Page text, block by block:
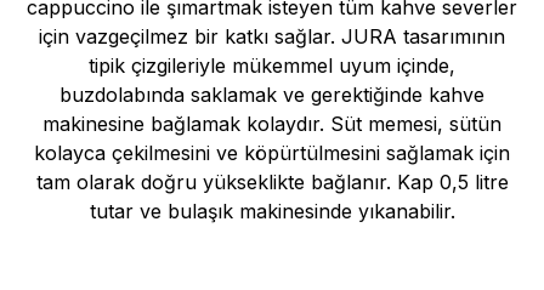
cappuccino ile şımartmak isteyen tüm kahve severler
için vazgeçilmez bir katkı sağlar. JURA tasarımının
tipik çizgileriyle mükemmel uyum içinde,
buzdolabında saklamak ve gerektiğinde kahve
makinesine bağlamak kolaydır. Süt memesi, sütün
kolayca çekilmesini ve köpürtülmesini sağlamak için
tam olarak doğru yükseklikte bağlanır. Kap 0,5 litre
tutar ve bulaşık makinesinde yıkanabilir.